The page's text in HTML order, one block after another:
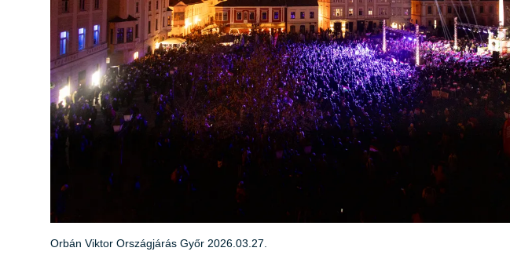
Orbán Viktor Országjárás Győr 2026.03.27.